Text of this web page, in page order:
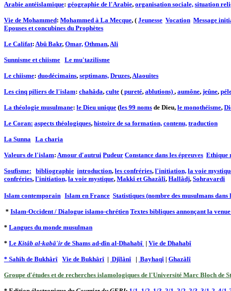
Arabie antéislamique: géographie de l'Arabie, organisation sociale, situation
Vie de Mohammed: Mohammed à La Mecque, ( Jeunesse Vocation Message
Epouses et concubines du Prophètes
Le Califat: Abû Bakr, Omar, Othman,Ali
Sunnisme et chiisme Le mu'tazilisme
Le chiisme: duodécimains, septimans, Druzes,Alaouites
Les cinq piliers de l'islam: chahâda, culte ( pureté, ablutions) , aumône, jeûne,
La théologie musulmane: le Dieu unique (les 99 noms de Dieu, le monothéisme,
Le Coran: aspects théologiques, histoire de sa formation, contenu, traduction
La Sunna La charia
Valeurs de l'islam: Amour d'autrui Pudeur Constance dans les épreuves Ethique
Soufisme: bibliographie introduction, les confréries, l'initiation, la voie
confréries, l'initiation, la voie mystique, Makkî et Ghazâlî, Hallâdj, Sohravardi
Islam contemporain Islam en France Statistiques (nombre des musulmans dans
* Islam-Occident / Dialogue islamo-chrétien Textes bibliques annonçant la
* Langues du monde musulman
* Le Kitâb al-kabâ'ir de Shams ad-dîn al-Dhahabî | Vie de Dhahabî
* Sahîh de Bukhârî Vie de Bukhârî | Djîlânî | Bayhaqî | Ghazâlî
Groupe d'études et de recherches islamologiques de l'Université Marc Bloch de